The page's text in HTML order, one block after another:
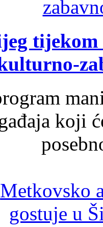
tijekom
koji